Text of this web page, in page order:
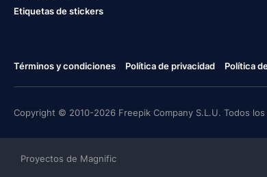
Etiquetas de stickers
Términos y condiciones Política de privacidad Política
Copyright © 2010-2026 Freepik Company S.L.U. Todos
Proyectos de Magnific